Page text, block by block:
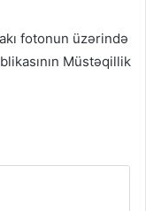
fotonun üzərində
Müstəqillik